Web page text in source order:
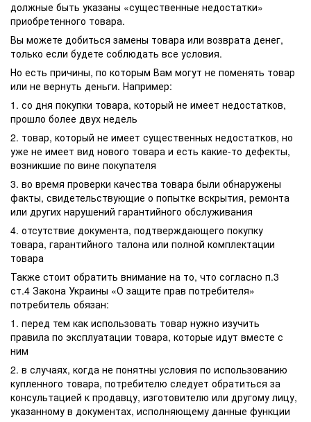
должные быть указаны «существенные недостатки»
приобретенного товара.
Вы можете добиться замены товара или возврата денег,
только если будете соблюдать все условия.
Но есть причины, по которым Вам могут не поменять товар
или не вернуть деньги. Например:
1. со дня покупки товара, который не имеет недостатков,
прошло более двух недель
2. товар, который не имеет существенных недостатков, но
уже не имеет вид нового товара и есть какие-то дефекты,
возникшие по вине покупателя
3. во время проверки качества товара были обнаружены
факты, свидетельствующие о попытке вскрытия, ремонта
или других нарушений гарантийного обслуживания
4. отсутствие документа, подтверждающего покупку
товара, гарантийного талона или полной комплектации
товара
Также стоит обратить внимание на то, что согласно п.3
ст.4 Закона Украины «О защите прав потребителя»
потребитель обязан:
1. перед тем как использовать товар нужно изучить
правила по эксплуатации товара, которые идут вместе с
ним
2. в случаях, когда не понятны условия по использованию
купленного товара, потребителю следует обратиться за
консультацией к продавцу, изготовителю или другому лицу,
указанному в документах, исполняющему данные функции